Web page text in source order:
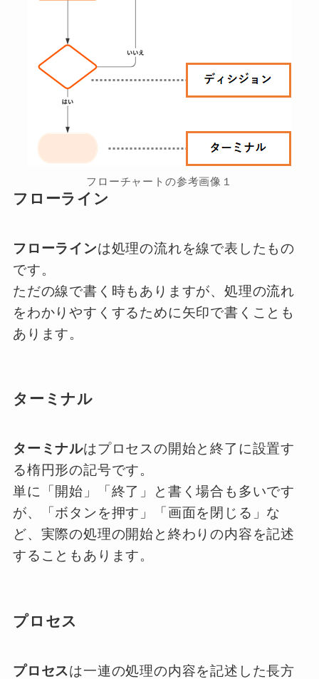
フローチャートの参考画像１
フローライン
フローラインは処理の流れを線で表したもの
です。
ただの線で書く時もありますが、処理の流れ
をわかりやすくするために矢印で書くことも
あります。
ターミナル
ターミナルはプロセスの開始と終了に設置す
る楕円形の記号です。
単に「開始」「終了」と書く場合も多いです
が、「ボタンを押す」「画面を閉じる」な
ど、実際の処理の開始と終わりの内容を記述
することもあります。
プロセス
プロセスは一連の処理の内容を記述した長方